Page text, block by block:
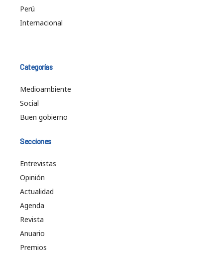
Perú
Internacional
Categorías
Medioambiente
Social
Buen gobierno
Secciones
Entrevistas
Opinión
Actualidad
Agenda
Revista
Anuario
Premios